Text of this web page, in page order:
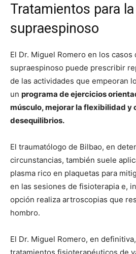
Tratamientos para
supraespinoso
El Dr. Miguel Romero en los
supraespinoso puede prescribir
de las actividades que empeoran
un programa de ejercicios
músculo, mejorar la flexibilidad y
desequilibrios.
El traumatólogo de Bilbao, en
circunstancias, también suele
plasma rico en plaquetas para
en las sesiones de fisioterapia e,
opción realiza artroscopias que
hombro.
El Dr. Miguel Romero, en